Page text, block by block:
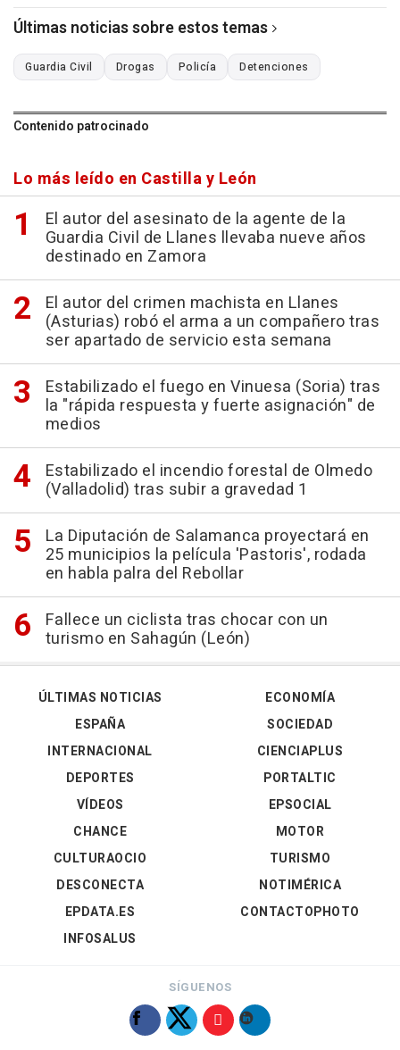
Últimas noticias sobre estos temas
Guardia Civil Drogas Policía Detenciones
Contenido patrocinado
Lo más leído en Castilla y León
El autor del asesinato de la agente de la
Guardia Civil de Llanes llevaba nueve años
destinado en Zamora
El autor del crimen machista en Llanes
(Asturias) robó el arma a un compañero tras
ser apartado de servicio esta semana
Estabilizado el fuego en Vinuesa (Soria) tras
la "rápida respuesta y fuerte asignación" de
medios
Estabilizado el incendio forestal de Olmedo
(Valladolid) tras subir a gravedad 1
La Diputación de Salamanca proyectará en
25 municipios la película 'Pastoris', rodada
en habla palra del Rebollar
Fallece un ciclista tras chocar con un
turismo en Sahagún (León)
ÚLTIMAS NOTICIAS
ESPAÑA
INTERNACIONAL
DEPORTES
VÍDEOS
ECONOMÍA
SOCIEDAD
CIENCIAPLUS
PORTALTIC
EPSOCIAL
CHANCE
CULTURAOCIO
DESCONECTA
EPDATA.ES
INFOSALUS
MOTOR
TURISMO
NOTIMÉRICA
CONTACTOPHOTO
SÍGUENOS